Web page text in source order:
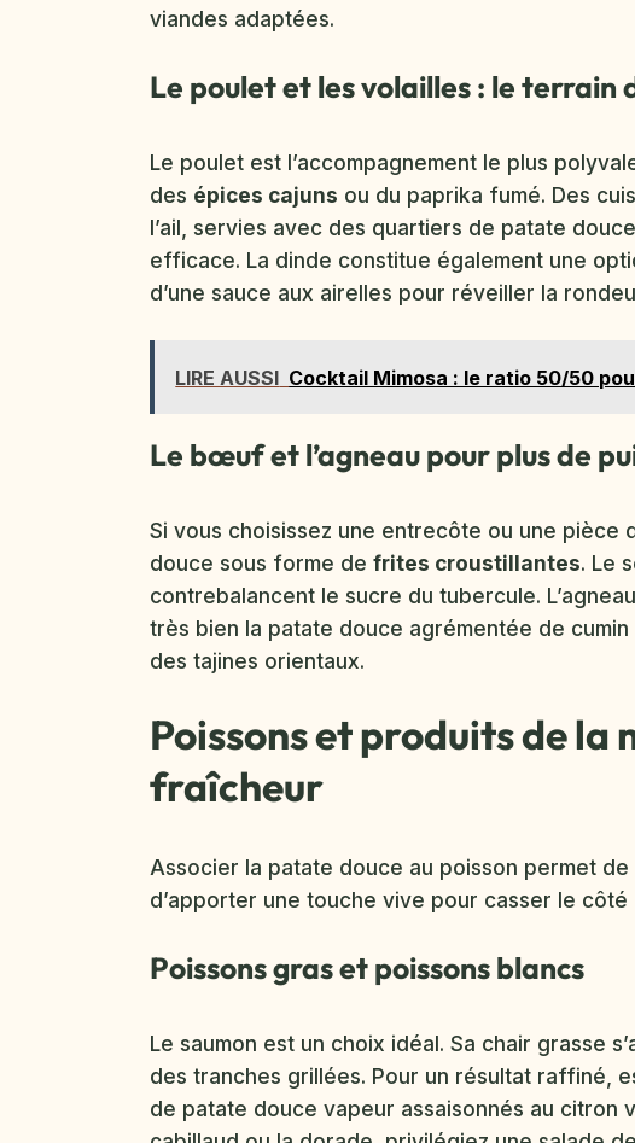
viandes adaptées.
Le poulet et les volailles : le terrain
Le poulet est l’accompagnement le plus
des épices cajuns ou du paprika fumé. Des
l’ail, servies avec des quartiers de patate
efficace. La dinde constitue également une
d’une sauce aux airelles pour réveiller la
LIRE AUSSI Cocktail Mimosa : le ratio 50/50
Le bœuf et l’agneau pour plus de
Si vous choisissez une entrecôte ou une
douce sous forme de frites croustillantes. Le
contrebalancent le sucre du tubercule.
très bien la patate douce agrémentée de
des tajines orientaux.
Poissons et produits de la
fraîcheur
Associer la patate douce au poisson permet
d’apporter une touche vive pour casser le
Poissons gras et poissons blancs
Le saumon est un choix idéal. Sa chair grasse
des tranches grillées. Pour un résultat raffiné,
de patate douce vapeur assaisonnés au citron